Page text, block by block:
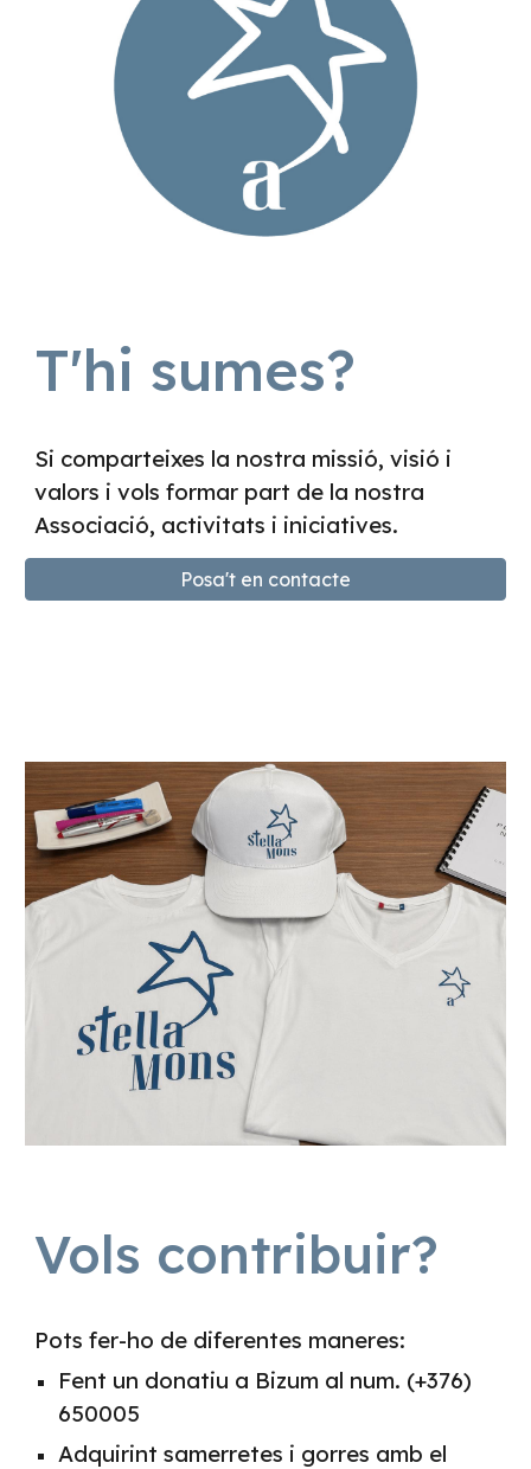
T'hi sumes?
Si comparteixes la nostra missió, visió i
valors i vols formar part de la nostra
Associació, activitats i iniciatives.
Posa't en contacte
Vols contribuir?
Pots fer-ho de diferentes maneres:
Fent un donatiu a Bizum al num. (+376)
650005
Adquirint samerretes i gorres amb el